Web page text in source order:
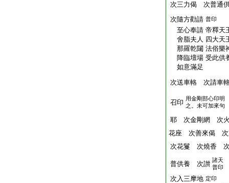
次三力偈 次普通
次隨方勸請 普印
至心奉請 帝釋天
舍脂夫人 四大天
那羅乾闥 法俗樂
降臨壇場 受此供
如意滿足
次送車輅 次請車
召印 用金剛部心印明
之。未可加來句
耶 次金剛網 次
花座 次善來偈 次
次花鬘 次燒香
普供養 次讃 諸天
普印
次入三摩地 定印